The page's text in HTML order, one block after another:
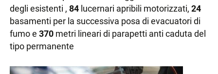
degli esistenti , 84 lucernari apribili motorizzati, 24
basamenti per la successiva posa di evacuatori di
fumo e 370 metri lineari di parapetti anti caduta del
tipo permanente